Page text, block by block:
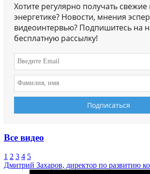
Хотите регулярно получать
энергетике? Новости, мнения
видеоинтервью? Подпишитесь на
бесплатную рассылку!
Все видео
1 2 3 4 5
Дмитрий Захаров, директор по развитию